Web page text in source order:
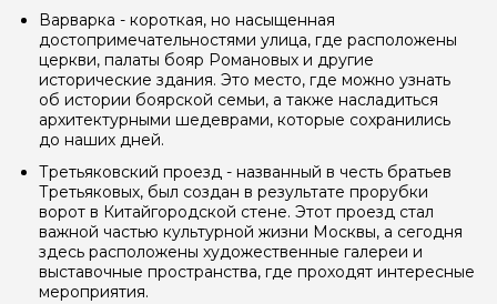
Варварка - короткая, но насыщенная
достопримечательностями улица, где расположены
церкви, палаты бояр Романовых и другие
исторические здания. Это место, где можно узнать
об истории боярской семьи, а также насладиться
архитектурными шедеврами, которые сохранились
до наших дней.
Третьяковский проезд - названный в честь братьев
Третьяковых, был создан в результате прорубки
ворот в Китайгородской стене. Этот проезд стал
важной частью культурной жизни Москвы, а сегодня
здесь расположены художественные галереи и
выставочные пространства, где проходят интересные
мероприятия.
Задайте свой вопрос гиду
Как вас зовут